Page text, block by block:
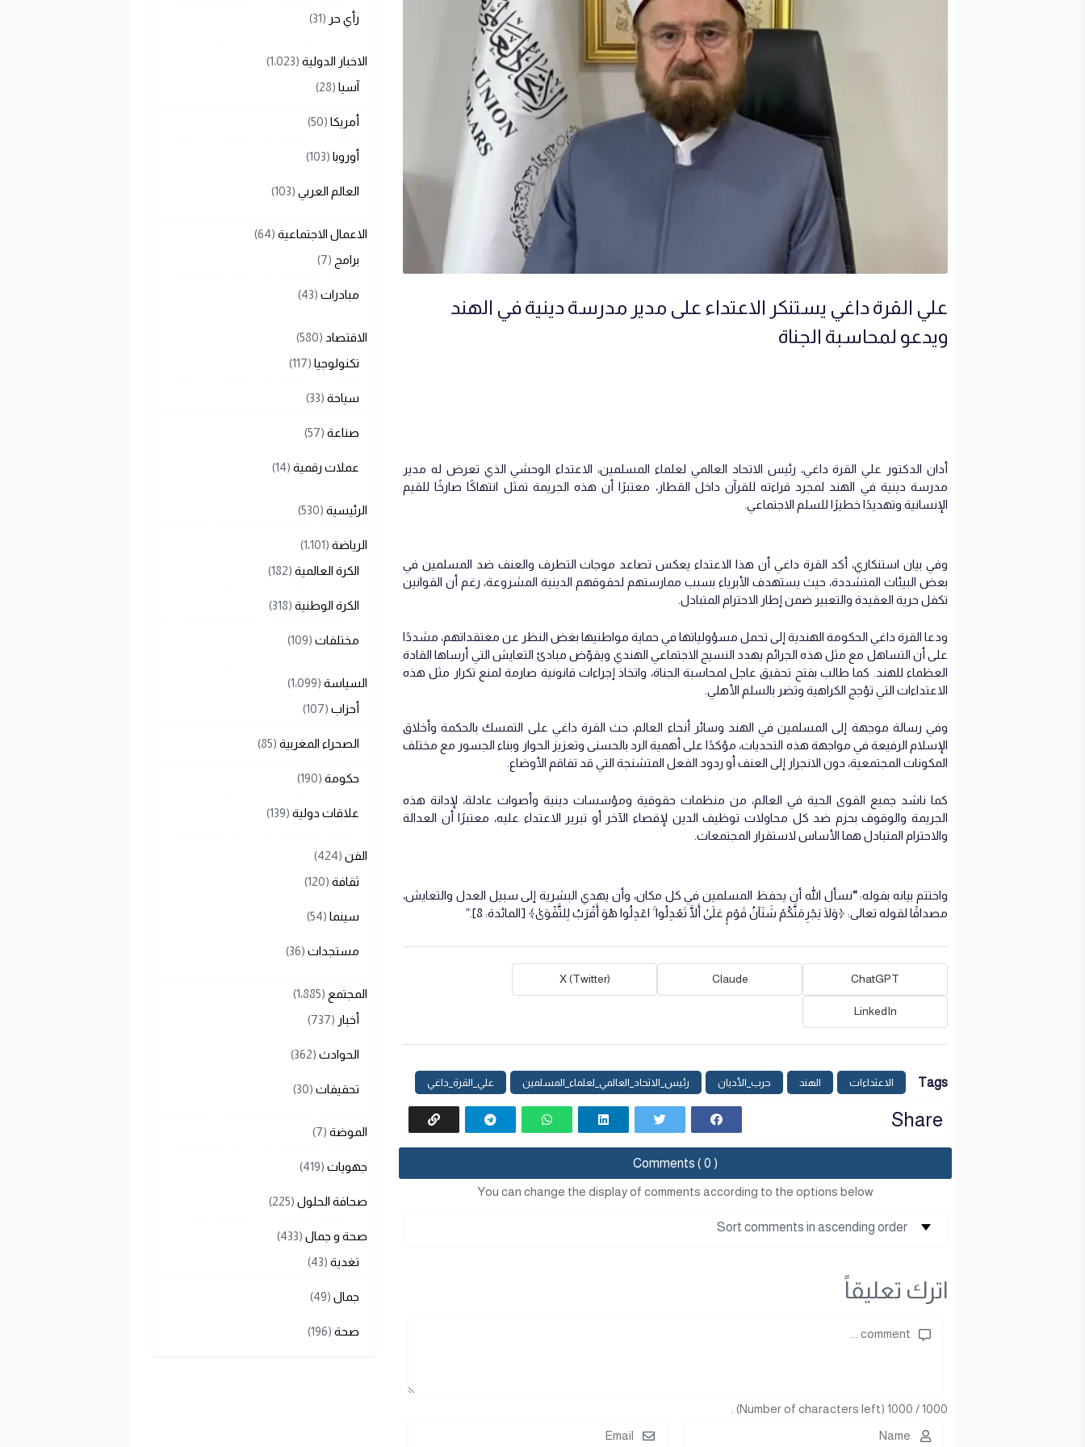
علي القرة داغي يستنكر الاعتداء على مدير مدرسة دينية في الهند
ويدعو لمحاسبة الجناة
أدان الدكتور علي القرة داغي، رئيس الاتحاد العالمي لعلماء المسلمين، الاعتداء الوحشي الذي تعرض له مدير
مدرسة دينية في الهند لمجرد قراءته للقرآن داخل القطار، معتبرًا أن هذه الجريمة تمثل انتهاكًا صارخًا للقيم
الإنسانية وتهديدًا خطيرًا للسلم الاجتماعي.
وفي بيان استنكاري، أكد القرة داغي أن هذا الاعتداء يعكس تصاعد موجات التطرف والعنف ضد المسلمين في
بعض البيئات المتشددة، حيث يستهدف الأبرياء بسبب ممارستهم لحقوقهم الدينية المشروعة، رغم أن القوانين
تكفل حرية العقيدة والتعبير ضمن إطار الاحترام المتبادل.
ودعا القرة داغي الحكومة الهندية إلى تحمل مسؤولياتها في حماية مواطنيها بغض النظر عن معتقداتهم، مشددًا
على أن التساهل مع مثل هذه الجرائم يهدد النسيج الاجتماعي الهندي ويقوّض مبادئ التعايش التي أرساها القادة
العظماء للهند. كما طالب بفتح تحقيق عاجل لمحاسبة الجناة، واتخاذ إجراءات قانونية صارمة لمنع تكرار مثل هذه
الاعتداءات التي تؤجج الكراهية وتضر بالسلم الأهلي.
وفي رسالة موجهة إلى المسلمين في الهند وسائر أنحاء العالم، حث القرة داغي على التمسك بالحكمة وأخلاق
الإسلام الرفيعة في مواجهة هذه التحديات، مؤكدًا على أهمية الرد بالحسنى وتعزيز الحوار وبناء الجسور مع مختلف
المكونات المجتمعية، دون الانجرار إلى العنف أو ردود الفعل المتشنجة التي قد تفاقم الأوضاع.
كما ناشد جميع القوى الحية في العالم، من منظمات حقوقية ومؤسسات دينية وأصوات عادلة، لإدانة هذه
الجريمة والوقوف بحزم ضد كل محاولات توظيف الدين لإقصاء الآخر أو تبرير الاعتداء عليه، معتبرًا أن العدالة
والاحترام المتبادل هما الأساس لاستقرار المجتمعات.
واختتم بيانه بقوله:“نسأل الله أن يحفظ المسلمين في كل مكان، وأن يهدي البشرية إلى سبيل العدل والتعايش،
مصداقًا لقوله تعالى: ﴿وَلَا يَجْرِمَنَّكُمْ شَنَآنُ قَوْمٍ عَلَىٰ أَلَّا تَعْدِلُوا ۚ اعْدِلُوا هُوَ أَقْرَبُ لِلتَّقْوَىٰ﴾ [المائدة: 8].”
ChatGPT
Claude
X (Twitter)
LinkedIn
Tags الاعتداءات الهند حرب_الأديان رئيس_الاتحاد_العالمي_لعلماء_المسلمين علي_القرة_داغي
Share
Comments ( 0 )
You can change the display of comments according to the options below
اترك تعليقاً
1000
/
1000
(Number of characters left) .
رأي حر (31)
الاخبار الدولية (1٬023)
آسيا (28)
أمريكا (50)
أوروبا (103)
العالم العربي (103)
الاعمال الاجتماعية (64)
برامج (7)
مبادرات (43)
الاقتصاد (580)
تكنولوجيا (117)
سياحة (33)
صناعة (57)
عملات رقمية (14)
الرئيسية (530)
الرياضة (1٬101)
الكرة العالمية (182)
الكرة الوطنية (318)
مختلفات (109)
السياسة (1٬099)
أحزاب (107)
الصحراء المغربية (85)
حكومة (190)
علاقات دولية (139)
الفن (424)
ثقافة (120)
سينما (54)
مستجدات (36)
المجتمع (1٬885)
أخبار (737)
الحوادث (362)
تحقيقات (30)
الموضة (7)
جهويات (419)
صحافة الحلول (225)
صحة و جمال (433)
تغدية (43)
جمال (49)
صحة (196)